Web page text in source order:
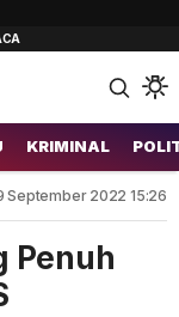
KRIMINAL
September 2022 15:26
Penuh